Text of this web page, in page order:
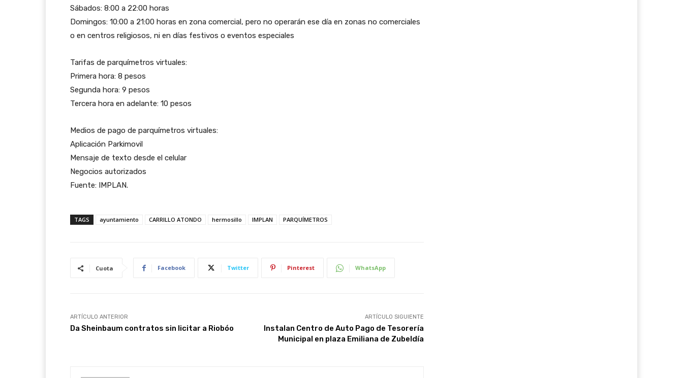
Sábados: 8:00 a 22:00 horas
Domingos: 10:00 a 21:00 horas en zona comercial, pero no operarán ese día en zonas no comerciales
o en centros religiosos, ni en días festivos o eventos especiales
Tarifas de parquímetros virtuales:
Primera hora: 8 pesos
Segunda hora: 9 pesos
Tercera hora en adelante: 10 pesos
Medios de pago de parquímetros virtuales:
Aplicación Parkimovil
Mensaje de texto desde el celular
Negocios autorizados
Fuente: IMPLAN.
TAGS ayuntamiento CARRILLO ATONDO hermosillo IMPLAN PARQUÍMETROS
Cuota Facebook Twitter Pinterest WhatsApp
ARTÍCULO ANTERIOR
Da Sheinbaum contratos sin licitar a Riobóo
ARTÍCULO SIGUIENTE
Instalan Centro de Auto Pago de Tesorería
Municipal en plaza Emiliana de Zubeldía